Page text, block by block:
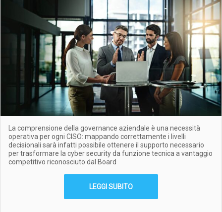
La comprensione della governance aziendale è una necessità
operativa per ogni CISO: mappando correttamente i livelli
decisionali sarà infatti possibile ottenere il supporto necessario
per trasformare la cyber security da funzione tecnica a vantaggio
competitivo riconosciuto dal Board
LEGGI SUBITO